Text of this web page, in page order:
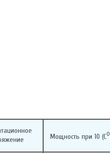
Мощность при 10 (С0